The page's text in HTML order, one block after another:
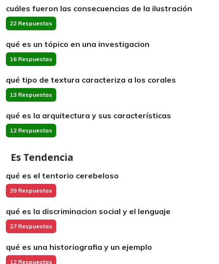
cuáles fueron las consecuencias de la ilustración
22 Respuestas
qué es un tópico en una investigacion
16 Respuestas
qué tipo de textura caracteriza a los corales
13 Respuestas
qué es la arquitectura y sus características
12 Respuestas
Es Tendencia
qué es el tentorio cerebeloso
39 Respuestas
qué es la discriminacion social y el lenguaje
27 Respuestas
qué es una historiografia y un ejemplo
12 Respuestas